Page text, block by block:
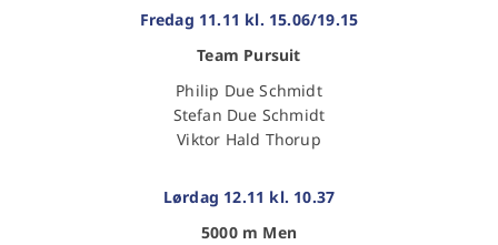
Fredag 11.11 kl. 15.06/19.15
Team Pursuit
Philip Due Schmidt
Stefan Due Schmidt
Viktor Hald Thorup
Lørdag 12.11 kl. 10.37
5000 m Men